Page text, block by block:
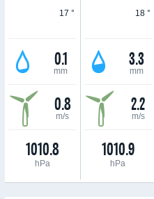
17 °
0.1
mm
0.8
m/s
1010.8
hPa
18 °
3.3
mm
2.2
m/s
1010.9
hPa